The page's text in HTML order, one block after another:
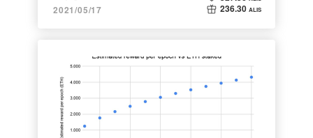
2021/05/17
236.30 ALIS